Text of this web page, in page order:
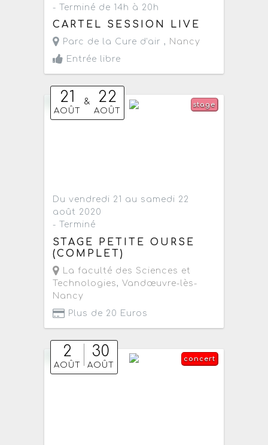
- Terminé de 14h à 20h
CARTEL SESSION LIVE
Parc de la Cure d'air , Nancy
Entrée libre
21
AOÛT
& 22
AOÛT
stage
Du vendredi 21 au samedi 22
août 2020
- Terminé
STAGE PETITE OURSE
(COMPLET)
La faculté des Sciences et
Technologies,Vandœuvre-lès-
Nancy
Plus de 20 Euros
2
AOÛT
30
AOÛT
concert